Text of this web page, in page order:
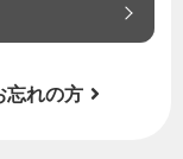
忘れの方